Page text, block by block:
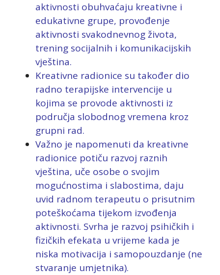
aktivnosti obuhvaćaju kreativne i
edukativne grupe, provođenje
aktivnosti svakodnevnog života,
trening socijalnih i komunikacijskih
vještina.
Kreativne radionice su također dio
radno terapijske intervencije u
kojima se provode aktivnosti iz
područja slobodnog vremena kroz
grupni rad.
Važno je napomenuti da kreativne
radionice potiču razvoj raznih
vještina, uče osobe o svojim
mogućnostima i slabostima, daju
uvid radnom terapeutu o prisutnim
poteškoćama tijekom izvođenja
aktivnosti. Svrha je razvoj psihičkih i
fizičkih efekata u vrijeme kada je
niska motivacija i samopouzdanje (ne
stvaranje umjetnika).